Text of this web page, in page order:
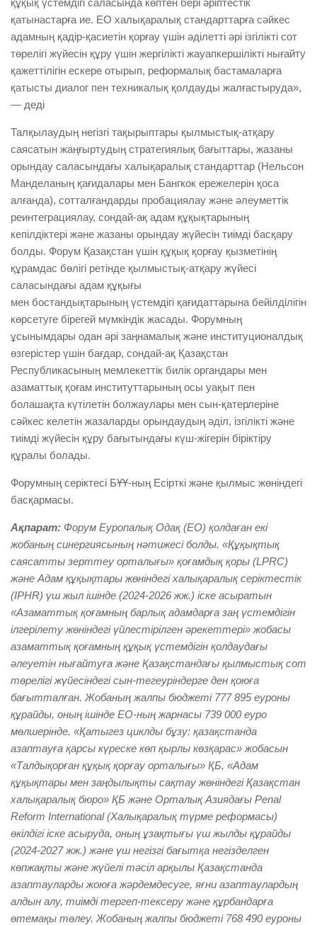
құқық үстемдігі саласында көптен бері әріптестік
қатынастарға ие. ЕО халықаралық стандарттарға сәйкес
адамның қадір-қасиетін қорғау үшін әділетті әрі ізгілікті сот
төрелігі жүйесін құру үшін жергілікті жауапкершілікті нығайту
қажеттілігін ескере отырып, реформалық бастамаларға
қатысты диалог пен техникалық қолдауды жалғастыруда»,
— деді
Талқылаудың негізгі тақырыптары қылмыстық-атқару
саясатын жаңғыртудың стратегиялық бағыттары, жазаны
орындау саласындағы халықаралық стандарттар (Нельсон
Манделаның қағидалары мен Бангкок ережелерін қоса
алғанда), сотталғандарды пробациялау және әлеуметтік
реинтеграциялау, сондай-ақ адам құқықтарының
кепілдіктері және жазаны орындау жүйесін тиімді басқару
болды. Форум Қазақстан үшін құқық қорғау қызметінің
құрамдас бөлігі ретінде қылмыстық-атқару жүйесі
саласындағы адам құқығы
мен бостандықтарының үстемдігі қағидаттарына бейілділігін
көрсетуге бірегей мүмкіндік жасады. Форумның
ұсынымдары одан әрі заңнамалық және институционалдық
өзгерістер үшін бағдар, сондай-ақ Қазақстан
Республикасының мемлекеттік билік органдары мен
азаматтық қоғам институттарының осы уақыт пен
болашақта күтілетін болжаулары мен сын-қатерлеріне
сәйкес келетін жазаларды орындаудың әділ, ізгілікті және
тиімді жүйесін құру бағытындағы күш-жігерін біріктіру
құралы болады.
Форумның серіктесі БҰҰ-ның Есірткі және қылмыс жөніндегі
басқармасы.
Ақпарат: Форум Еуропалық Одақ (ЕО) қолдаған екі
жобаның синергиясының нәтижесі болды. «Құқықтық
саясатты зерттеу орталығы» қоғамдық қоры (LPRC)
және Адам құқықтары жөніндегі халықаралық серіктестік
(IPHR) үш жыл ішінде (2024-2026 жж.) іске асыратын
«Азаматтық қоғамның барлық адамдарға заң үстемдігін
ілгерілету жөніндегі үйлестірілген әрекеттері» жобасы
азаматтық қоғамның құқық үстемдігін қолдаудағы
әлеуетін нығайтуға және Қазақстандағы қылмыстық сот
төрелігі жүйесіндегі сын-тегеуріндерге ден қоюға
бағытталған. Жобаның жалпы бюджеті 777 895 еуроны
құрайды, оның ішінде ЕО-ның жарнасы 739 000 еуро
мөлшерінде. «Қатыгез циклды бұзу: қазақстанда
азаптауға қарсы күреске көп қырлы көзқарас» жобасын
«Талдықорған құқық қорғау орталығы» ҚБ, «Адам
құқықтары мен заңдылықты сақтау жөніндегі Қазақстан
халықаралық бюро» ҚБ және Орталық Азиядағы Penal
Reform International (Халықаралық түрме реформасы)
өкілдігі іске асыруда, оның ұзақтығы үш жылды құрайды
(2024-2027 жж.) және үш негізгі бағытқа негізделген
көпжақты және жүйелі тәсіл арқылы Қазақстанда
азаптауларды жоюға жәрдемдесуге, яғни азаптаулардың
алдын алу, тиімді тергеп-тексеру және құрбандарға
өтемақы төлеу. Жобаның жалпы бюджеті 768 490 еуроны